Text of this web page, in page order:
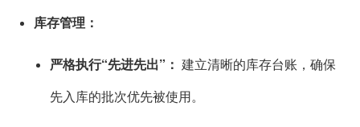
库存管理：
严格执行“先进先出”： 建立清晰的库存台账，确保
先入库的批次优先被使用。